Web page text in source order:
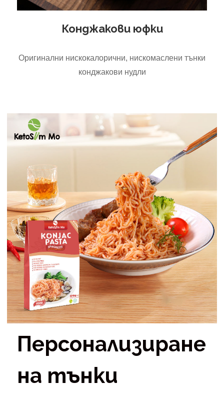
Конджакови юфки
Оригинални нискокалорични, нискомаслени тънки
конджакови нудли
Персонализиране
на тънки